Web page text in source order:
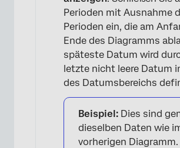
Perioden mit Ausnahme
Perioden ein, die am
Ende des Diagramms
späteste Datum wird
letzte nicht leere Datum
des Datumsbereichs
Beispiel: Dies sind
dieselben Daten wie
vorherigen Diagramm.